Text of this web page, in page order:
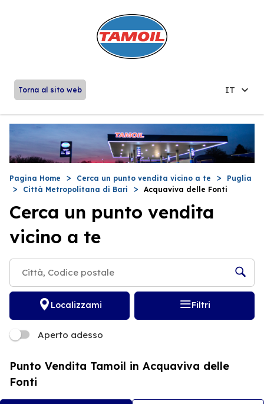
Torna al sito web IT
Pagina Home Cerca un punto vendita vicino a te
Puglia
Città Metropolitana di Bari
Acquaviva delle Fonti
Cerca un punto vendita
vicino a te
Localizzami Filtri
Aperto adesso
Punto Vendita Tamoil in Acquaviva delle
Fonti